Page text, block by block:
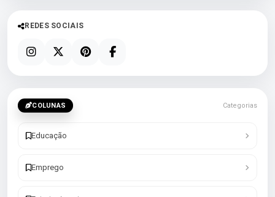
REDES SOCIAIS
COLUNAS Categorias
Educação
Emprego